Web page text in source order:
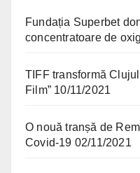
Fundația Superbet
concentratoare de
TIFF transformă
Film” 10/11/2021
O nouă tranșă de
Covid-19 02/11/2021